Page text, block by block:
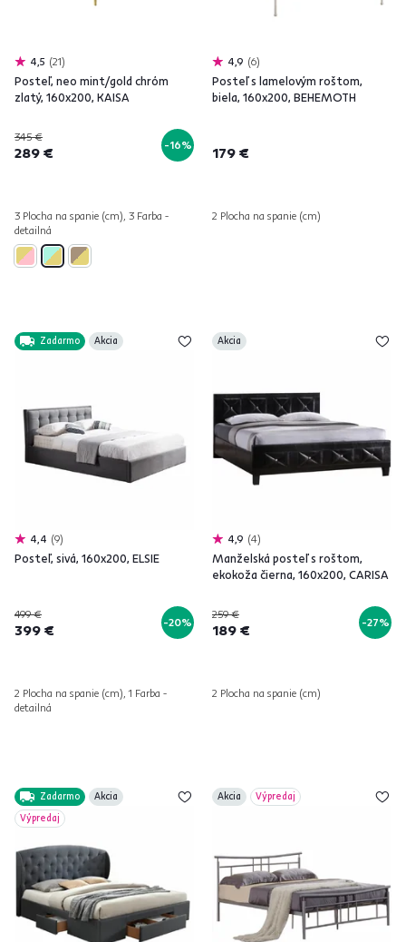
4,5 21
Posteľ, neo mint/gold chróm
zlatý, 160x200, KAISA
345 €
289 € -16%
3 Plocha na spanie (cm), 3 Farba -
detailná
4,9 6
Posteľ s lamelovým roštom,
biela, 160x200, BEHEMOTH
179 €
2 Plocha na spanie (cm)
Zadarmo Akcia
4,4 9
Posteľ, sivá, 160x200, ELSIE
499 €
399 € -20%
2 Plocha na spanie (cm), 1 Farba -
detailná
Akcia
4,9 4
Manželská posteľ s roštom,
ekokoža čierna, 160x200, CARISA
259 €
189 € -27%
2 Plocha na spanie (cm)
Zadarmo
Akcia
Výpredaj
Akcia Výpredaj